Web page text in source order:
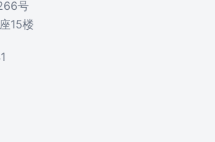
号
15楼